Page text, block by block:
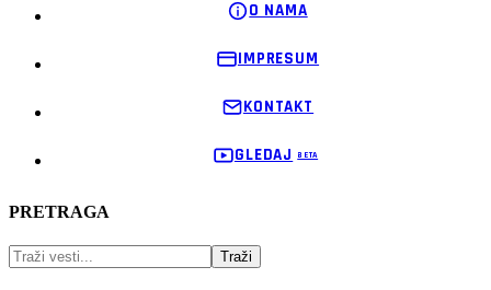
O NAMA
IMPRESUM
KONTAKT
GLEDAJ
PRETRAGA